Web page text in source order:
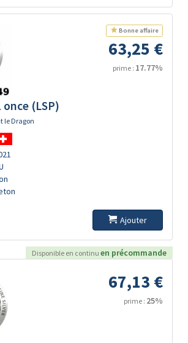
Bonne affaire
63,25 €
prime : 17.77%
once (LSP)
le Dragon
Ajouter
Disponible en continu en précommande
67,13 €
prime : 25%